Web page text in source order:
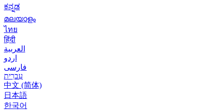
ಕನ್ನಡ
മലയാളം
ไทย
हिंदी
العربية
اردو
فارسی
עִברִית
中文 (简体)
日本語
한국어